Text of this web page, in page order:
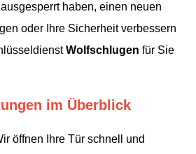
haben, einen neuen
oder Ihre Sicherheit verbessern
Wolfschlugen für Sie
im Überblick
öffnen Ihre Tür schnell und